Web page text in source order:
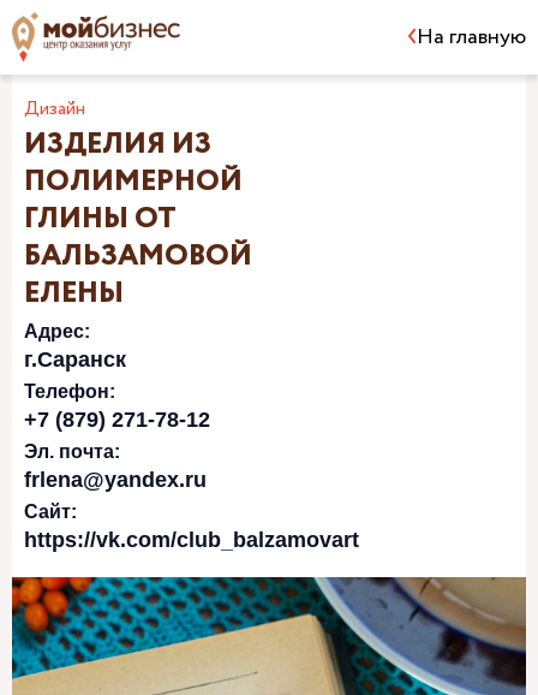
На главную
Дизайн
ИЗДЕЛИЯ ИЗ
ПОЛИМЕРНОЙ
ГЛИНЫ ОТ
БАЛЬЗАМОВОЙ
ЕЛЕНЫ
Адрес:
г.Саранск
Телефон:
+7 (879) 271-78-12
Эл. почта:
frlena@yandex.ru
Сайт:
https://vk.com/club_balzamovart